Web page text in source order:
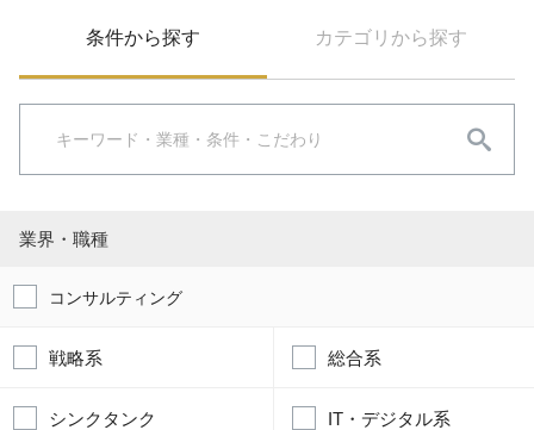
条件から探す カテゴリから探す
業界・職種
コンサルティング
戦略系 総合系
シンクタンク IT・デジタル系